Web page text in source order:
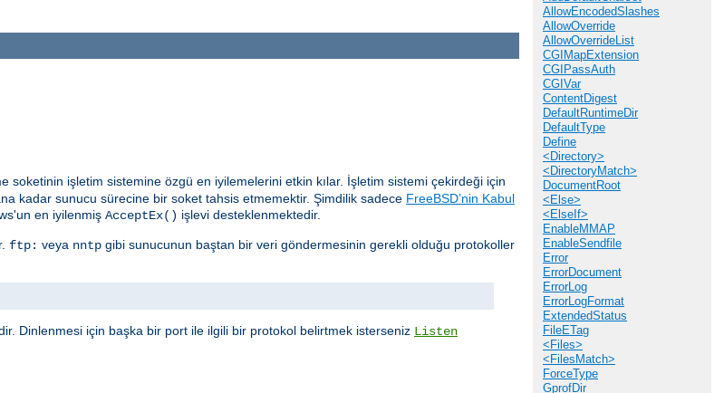
AllowEncodedSlashes
AllowOverride
AllowOverrideList
CGIMapExtension
CGIPassAuth
CGIVar
ContentDigest
DefaultRuntimeDir
DefaultType
Define
<Directory>
<DirectoryMatch>
DocumentRoot
<Else>
<ElseIf>
EnableMMAP
EnableSendfile
Error
ErrorDocument
ErrorLog
ErrorLogFormat
ExtendedStatus
FileETag
<Files>
<FilesMatch>
ForceType
GprofDir
işletim sistemine özgü en iyilemelerini etkin kılar. İşletim sistemi çekirdeği için
kadar sunucu sürecine bir soket tahsis etmemektir. Şimdilik sadece FreeBSD’nin Kabul
en iyilenmiş AcceptEx() işlevi desteklenmektedir.
ftp: veya nntp gibi sunucunun baştan bir veri göndermesinin gerekli olduğu protokoller
Dinlenmesi için başka bir port ile ilgili bir protokol belirtmek isterseniz Listen